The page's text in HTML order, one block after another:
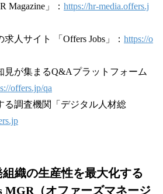
Magazine」： https://hr-media.offers.j
人サイト 「Offers Jobs」： https://o
見が集まるQ&Aプラットフォーム
offers.jp/qa
る調査機関「デジタル人材総
織の生産性を最大化する
MGR（オファーズマネージ